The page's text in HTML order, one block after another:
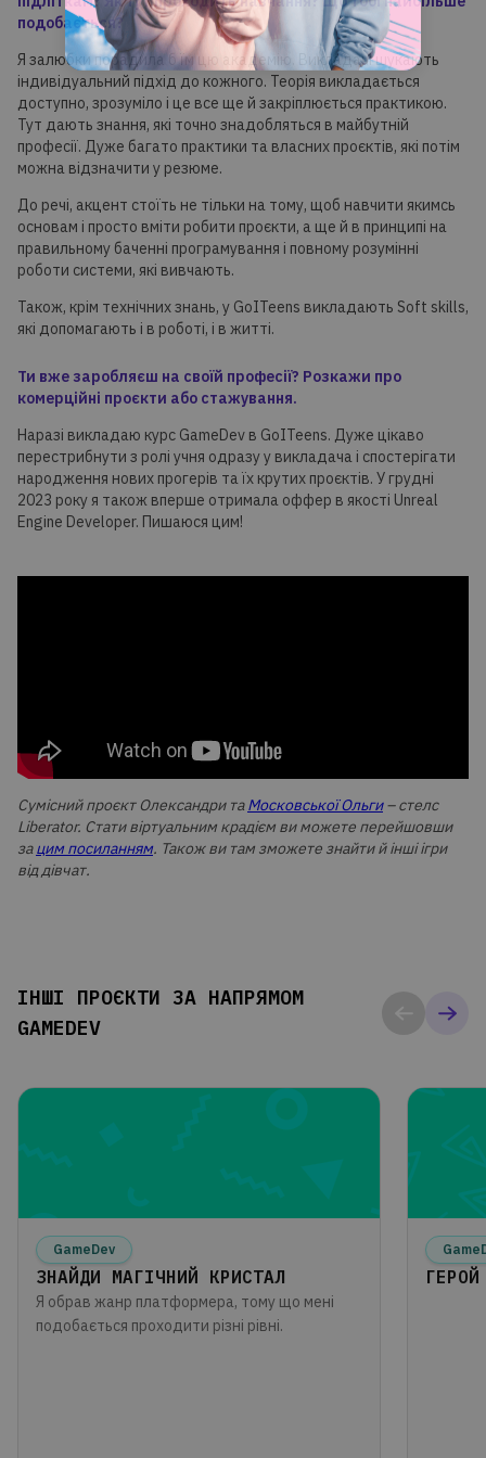
подобається?
Я залюбки порадила б їм цю академію. Викладачі шукають
індивідуальний підхід до кожного. Теорія викладається
доступно, зрозуміло і це все ще й закріплюється практикою.
Тут дають знання, які точно знадобляться в майбутній
професії. Дуже багато практики та власних проєктів, які потім
можна відзначити у резюме.
До речі, акцент стоїть не тільки на тому, щоб навчити якимсь
основам і просто вміти робити проєкти, а ще й в принципі на
правильному баченні програмування і повному розумінні
роботи системи, які вивчають.
Також, крім технічних знань, у GoITeens викладають Soft skills,
які допомагають і в роботі, і в житті.
Ти вже заробляєш на своїй професії? Розкажи про
комерційні проєкти або стажування.
Наразі викладаю курс GameDev в GoITeens. Дуже цікаво
перестрибнути з ролі учня одразу у викладача і спостерігати
народження нових прогерів та їх крутих проєктів. У грудні
2023 року я також вперше отримала оффер в якості Unreal
Engine Developer. Пишаюся цим!
Сумісний проєкт Олександри таМосковської Ольги– стелс
Liberator. Стати віртуальним крадієм ви можете перейшовши
зацим посиланням. Також ви там зможете знайти й інші ігри
від дівчат.
ІНШІ ПРОЄКТИ ЗА НАПРЯМОМ
GAMEDEV
GameDev
ЗНАЙДИ МАГІЧНИЙ КРИСТАЛ
Я обрав жанр платформера, тому що мені
подобається проходити різні рівні.